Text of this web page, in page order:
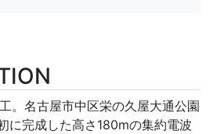
。名古屋市中区栄の久屋大通公園
に完成した高さ180mの集約電波